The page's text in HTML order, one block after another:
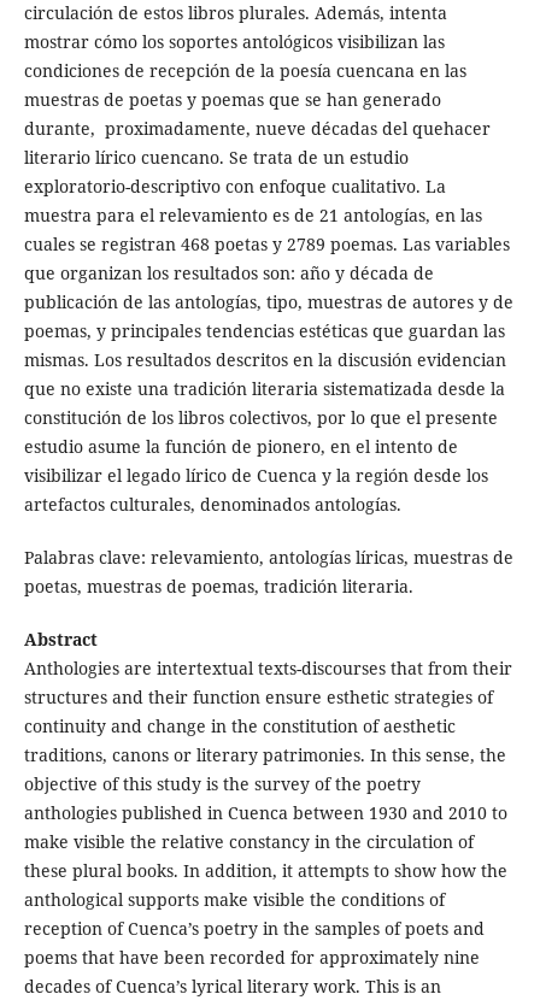
circulación de estos libros plurales. Además, intenta
mostrar cómo los soportes antológicos visibilizan las
condiciones de recepción de la poesía cuencana en las
muestras de poetas y poemas que se han generado
durante, proximadamente, nueve décadas del quehacer
literario lírico cuencano. Se trata de un estudio
exploratorio-descriptivo con enfoque cualitativo. La
muestra para el relevamiento es de 21 antologías, en las
cuales se registran 468 poetas y 2789 poemas. Las variables
que organizan los resultados son: año y década de
publicación de las antologías, tipo, muestras de autores y de
poemas, y principales tendencias estéticas que guardan las
mismas. Los resultados descritos en la discusión evidencian
que no existe una tradición literaria sistematizada desde la
constitución de los libros colectivos, por lo que el presente
estudio asume la función de pionero, en el intento de
visibilizar el legado lírico de Cuenca y la región desde los
artefactos culturales, denominados antologías.
Palabras clave: relevamiento, antologías líricas, muestras de
poetas, muestras de poemas, tradición literaria.
Abstract
Anthologies are intertextual texts-discourses that from their
structures and their function ensure esthetic strategies of
continuity and change in the constitution of aesthetic
traditions, canons or literary patrimonies. In this sense, the
objective of this study is the survey of the poetry
anthologies published in Cuenca between 1930 and 2010 to
make visible the relative constancy in the circulation of
these plural books. In addition, it attempts to show how the
anthological supports make visible the conditions of
reception of Cuenca’s poetry in the samples of poets and
poems that have been recorded for approximately nine
decades of Cuenca’s lyrical literary work. This is an